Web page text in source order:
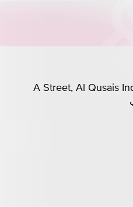
9 A Street, Al Qusais